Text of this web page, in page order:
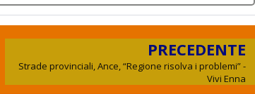
PRECEDENTE
Strade provinciali, Ance, “Regione risolva i problemi” -
Vivi Enna